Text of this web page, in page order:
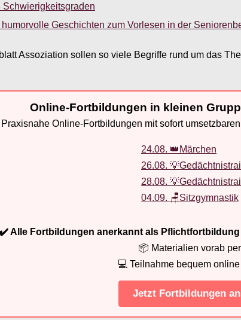
Geschichten zum Vorlesen in der
Assoziation sollen so viele Begriffe rund um das
Online-Fortbildungen in kleinen
Praxisnahe Online-Fortbildungen mit sofort
24.08. 👑Märchen
26.08.
28.08.
04.09. 🪑Sitzgymnastik
✔️ Alle Fortbildungen anerkannt als Pflichtfortbildung
📦 Materialien vorab
💻 Teilnahme bequem
Jetzt Fortbildungen